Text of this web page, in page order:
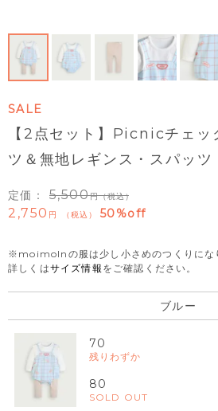
SALE
【2点セット】Picnicチェッ
ツ＆無地レギンス・スパッツ
定価： 5,500 （税込）
2,750 税込 50%off
※moimolnの服は少し小さめのつくりにな
詳しくはサイズ情報 をご確認ください。
ブルー
70
残りわずか
80
SOLD OUT